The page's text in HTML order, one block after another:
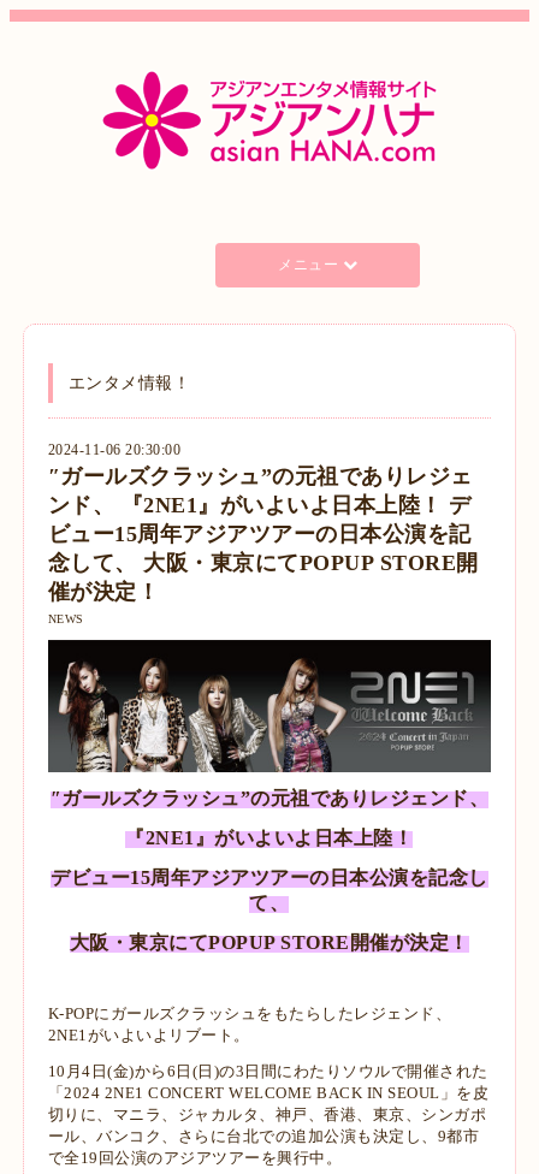
メニュー
エンタメ情報！
2024-11-06 20:30:00
″ガールズクラッシュ”の元祖でありレジェ
ンド、 『2NE1』がいよいよ日本上陸！ デ
ビュー15周年アジアツアーの日本公演を記
念して、 大阪・東京にてPOPUP STORE開
催が決定！
NEWS
″ガールズクラッシュ”の元祖でありレジェンド、
『2NE1』がいよいよ日本上陸！
デビュー15周年アジアツアーの日本公演を記念し
て、
大阪・東京にてPOPUP STORE開催が決定！
K-POPにガールズクラッシュをもたらしたレジェンド、
2NE1がいよいよリブート。
10月4日(金)から6日(日)の3日間にわたりソウルで開催された
「2024 2NE1 CONCERT WELCOME BACK IN SEOUL」を皮
切りに、マニラ、ジャカルタ、神戸、香港、東京、シンガポ
ール、バンコク、さらに台北での追加公演も決定し、9都市
で全19回公演のアジアツアーを興行中。